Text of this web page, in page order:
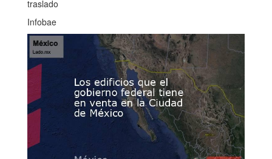
traslado
Infobae